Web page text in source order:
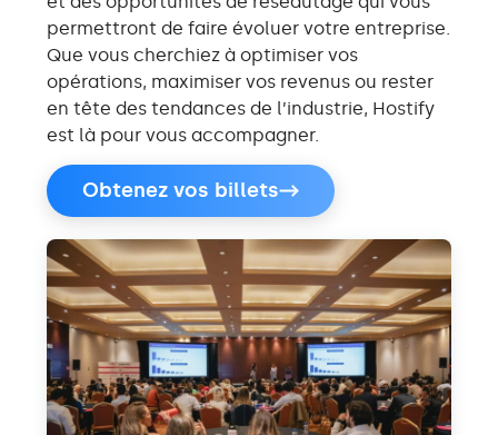
permettront de faire évoluer votre entreprise.
Que vous cherchiez à optimiser vos
opérations, maximiser vos revenus ou rester
en tête des tendances de l’industrie, Hostify
est là pour vous accompagner.
Obtenez vos billets